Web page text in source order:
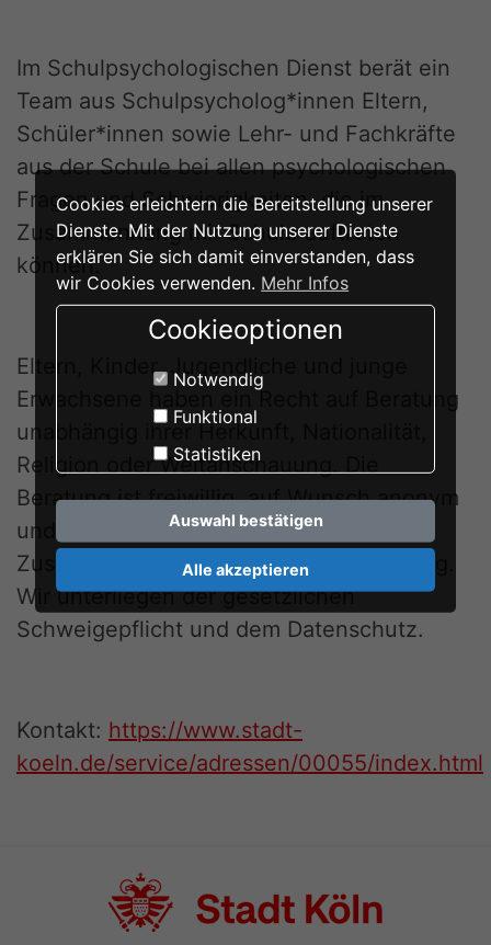
Cookies erleichtern die Bereitstellung unserer
Dienste. Mit der Nutzung unserer Dienste
erklären Sie sich damit einverstanden, dass
wir Cookies verwenden. Mehr Infos
Cookieoptionen
Notwendig
Funktional
Statistiken
Auswahl bestätigen
Alle akzeptieren
Im Schulpsychologischen Dienst berät ein
Team aus Schulpsycholog*innen Eltern,
Schüler*innen sowie Lehr- und Fachkräfte
aus der Schule bei allen psychologischen
Fragen und Schwierigkeiten, die im
Zusammenhang mit Schule auftreten
können.
Eltern, Kinder, Jugendliche und junge
Erwachsene haben ein Recht auf Beratung
unabhängig ihrer Herkunft, Nationalität,
Religion oder Weltanschauung. Die
Beratung ist freiwillig, auf Wunsch anonym
und kostenlos. Eine vertrauensvolle
Zusammenarbeit mit Ihnen ist uns wichtig.
Wir unterliegen der gesetzlichen
Schweigepflicht und dem Datenschutz.
Kontakt: https://www.stadt-
koeln.de/service/adressen/00055/index.html